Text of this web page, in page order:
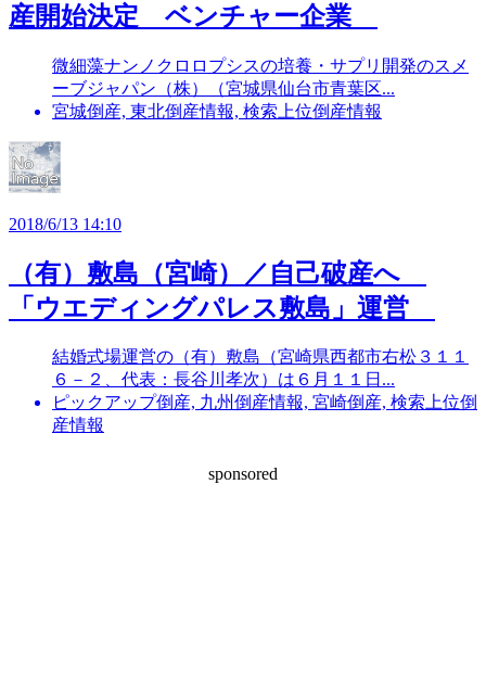
産開始決定 ベンチャー企業
微細藻ナンノクロロプシスの培養・サプリ開発のスメ
ーブジャパン（株）（宮城県仙台市青葉区...
宮城倒産, 東北倒産情報, 検索上位倒産情報
2018/6/13 14:10
（有）敷島（宮崎）／自己破産へ
「ウエディングパレス敷島」運営
結婚式場運営の（有）敷島（宮崎県西都市右松３１１
６－２、代表：長谷川孝次）は６月１１日...
ピックアップ倒産, 九州倒産情報, 宮崎倒産, 検索上位倒
産情報
sponsored